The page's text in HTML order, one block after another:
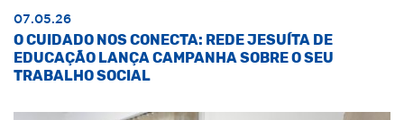
07.05.26
O CUIDADO NOS CONECTA: REDE JESUÍTA DE
EDUCAÇÃO LANÇA CAMPANHA SOBRE O SEU
TRABALHO SOCIAL